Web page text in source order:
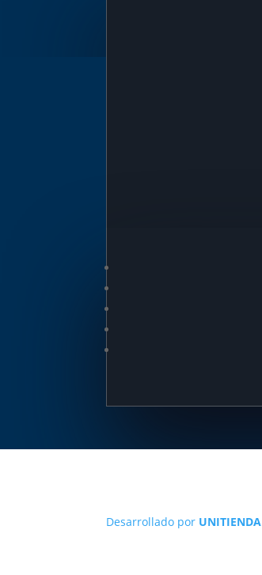
Desarrollado por UNITIENDA